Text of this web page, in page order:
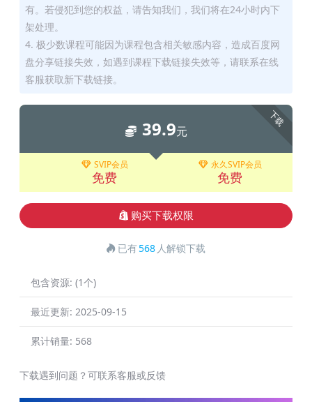
有。若侵犯到您的权益，请告知我们，我们将在24小时内下
架处理。
4. 极少数课程可能因为课程包含相关敏感内容，造成百度网
盘分享链接失效，如遇到课程下载链接失效等，请联系在线
客服获取新下载链接。
下载
39.9元
SVIP会员
免费
永久SVIP会员
免费
购买下载权限
已有568 人解锁下载
包含资源: (1个)
最近更新: 2025-09-15
累计销量: 568
下载遇到问题？可联系客服或反馈